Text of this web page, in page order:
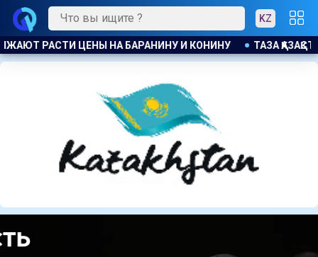
KZ
ҚАЗАҚСТАН : БОЛЕЕ 22 ТЫС. ЖИТЕЛЕЙ АЛМАТИНСКОЙ